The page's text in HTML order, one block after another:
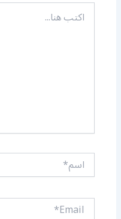
اكتب
هنا...
اسم*
Email*